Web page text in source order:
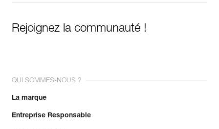
Rejoignez la communauté !
QUI SOMMES-NOUS ?
La marque
Entreprise Responsable